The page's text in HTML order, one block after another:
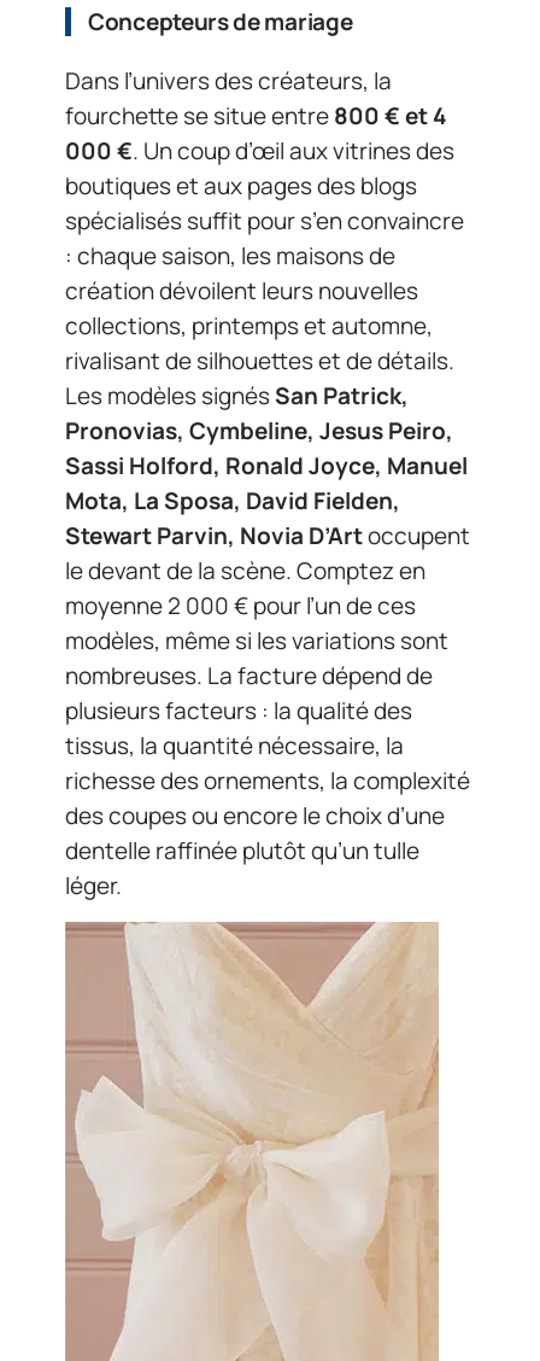
Concepteurs de mariage
Dans l’univers des créateurs, la
fourchette se situe entre800 € et 4
000 €. Un coup d’œil aux vitrines des
boutiques et aux pages des blogs
spécialisés suffit pour s’en convaincre
: chaque saison, les maisons de
création dévoilent leurs nouvelles
collections, printemps et automne,
rivalisant de silhouettes et de détails.
Les modèles signésSan Patrick,
Pronovias, Cymbeline, Jesus Peiro,
Sassi Holford, Ronald Joyce, Manuel
Mota, La Sposa, David Fielden,
Stewart Parvin, Novia D’Artoccupent
le devant de la scène. Comptez en
moyenne 2 000 € pour l’un de ces
modèles, même si les variations sont
nombreuses. La facture dépend de
plusieurs facteurs : la qualité des
tissus, la quantité nécessaire, la
richesse des ornements, la complexité
des coupes ou encore le choix d’une
dentelle raffinée plutôt qu’un tulle
léger.